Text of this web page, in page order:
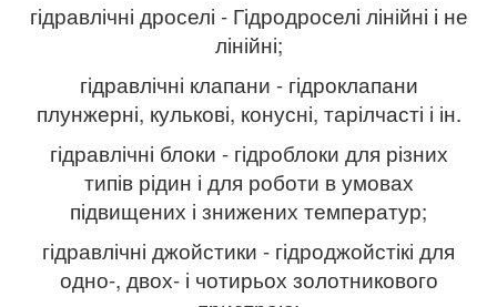
гідравлічні дроселі - Гідродроселі лінійні і не
лінійні;
гідравлічні клапани - гідроклапани
плунжерні, кулькові, конусні, тарілчасті і ін.
гідравлічні блоки - гідроблоки для різних
типів рідин і для роботи в умовах
підвищених і знижених температур;
гідравлічні джойстики - гідроджойстікі для
одно-, двох- і чотирьох золотникового